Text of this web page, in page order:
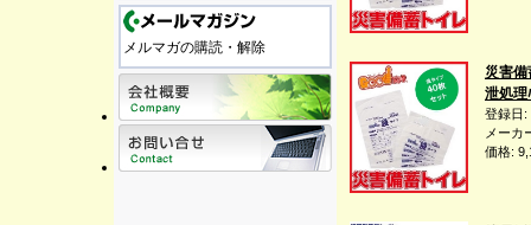
メルマガの購読・解除
災害
泄処理
登録日:
メーカ
価格: